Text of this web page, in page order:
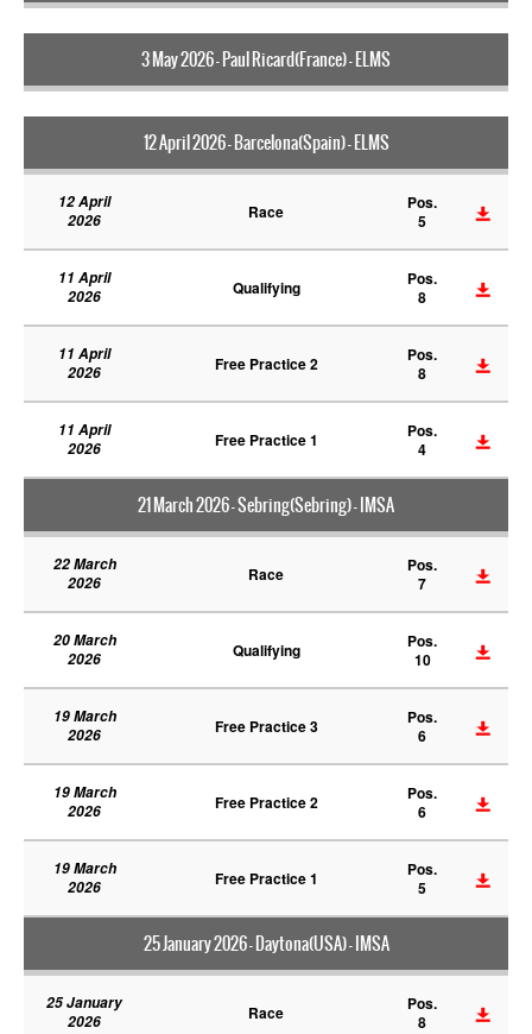
3 May 2026 - Paul Ricard(France) - ELMS
12 April 2026 - Barcelona(Spain) - ELMS
12 April
2026
Race
Pos.
5
11 April
2026
Qualifying
Pos.
8
11 April
2026
Free Practice 2
Pos.
8
11 April
2026
Free Practice 1
Pos.
4
21 March 2026 - Sebring(Sebring) - IMSA
22 March
2026
Race
Pos.
7
20 March
2026
Qualifying
Pos.
10
19 March
2026
Free Practice 3
Pos.
6
19 March
2026
Free Practice 2
Pos.
6
19 March
2026
Free Practice 1
Pos.
5
25 January 2026 - Daytona(USA) - IMSA
25 January
2026
Race
Pos.
8